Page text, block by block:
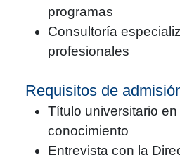
programas
Consultoría
profesionales
Requisitos de
Título universitario
conocimiento
Entrevista con la